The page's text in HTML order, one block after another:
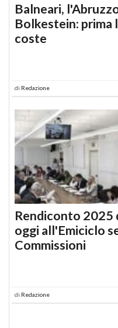
Balneari,
Bolkestein: prima
coste
di Redazione
Rendiconto 2025
oggi all'Emiciclo
Commissioni
di Redazione